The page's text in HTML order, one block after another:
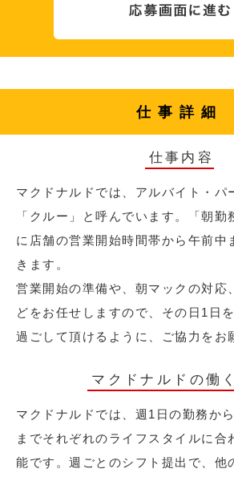
仕事詳細
仕事内容
マクドナルドでは、アルバイト・パ
「クルー」と呼んでいます。「朝勤
に店舗の営業開始時間帯から午前中
きます。
営業開始の準備や、朝マックの対応
どをお任せしますので、その日1日
過ごして頂けるように、ご協力をお
マクドナルドの働
マクドナルドでは、週1日の勤務か
までそれぞれのライフスタイルに合
能です。週ごとのシフト提出で、他